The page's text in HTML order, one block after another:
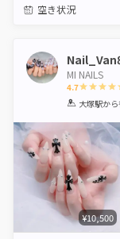
空き状況
MI NAILS
4.7
1 2 3 4
大塚駅か
¥10,500